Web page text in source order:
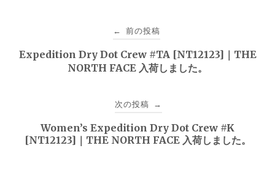
稿
← 前の投稿
Expedition Dry Dot Crew #TA [NT12123]｜THE
NORTH FACE 入荷しました。
次の投稿 →
Women’s Expedition Dry Dot Crew #K
[NT12123]｜THE NORTH FACE 入荷しました。